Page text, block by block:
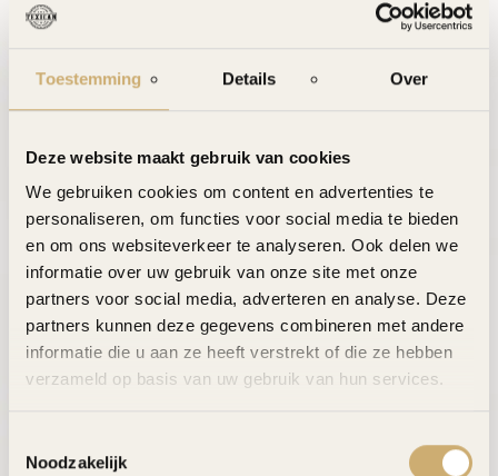
Toestemming Details Over
Deze website maakt gebruik van cookies
We gebruiken cookies om content en advertenties te
personaliseren, om functies voor social media te bieden
en om ons websiteverkeer te analyseren. Ook delen we
informatie over uw gebruik van onze site met onze
partners voor social media, adverteren en analyse. Deze
partners kunnen deze gegevens combineren met andere
informatie die u aan ze heeft verstrekt of die ze hebben
verzameld op basis van uw gebruik van hun services.
Noodzakelijk
Mexican Streetcorn
koriander